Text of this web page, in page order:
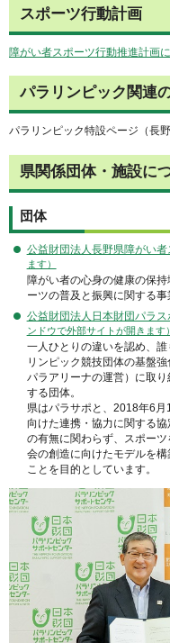
スポーツ行動計画
障がい者スポーツ行動推進計画
パラリンピック関連
パラリンピック特設ページ（長
県関係団体・施設に
団体
公益財団法人長野県障がい
ます）
障がい者の心身の健康の保
ーツの普及と振興に関する
公益財団法人日本財団パラス
ンドウで外部サイトが開きます）
一人ひとりの違いを認め、
リンピック競技団体の基盤
パラアリーナの運営）に取
する団体。
県はパラサポと、2018年6
向けた連携・協力に関する
の有無に関わらず、スポー
会の創造に向けたモデルを
ことを目的としています。